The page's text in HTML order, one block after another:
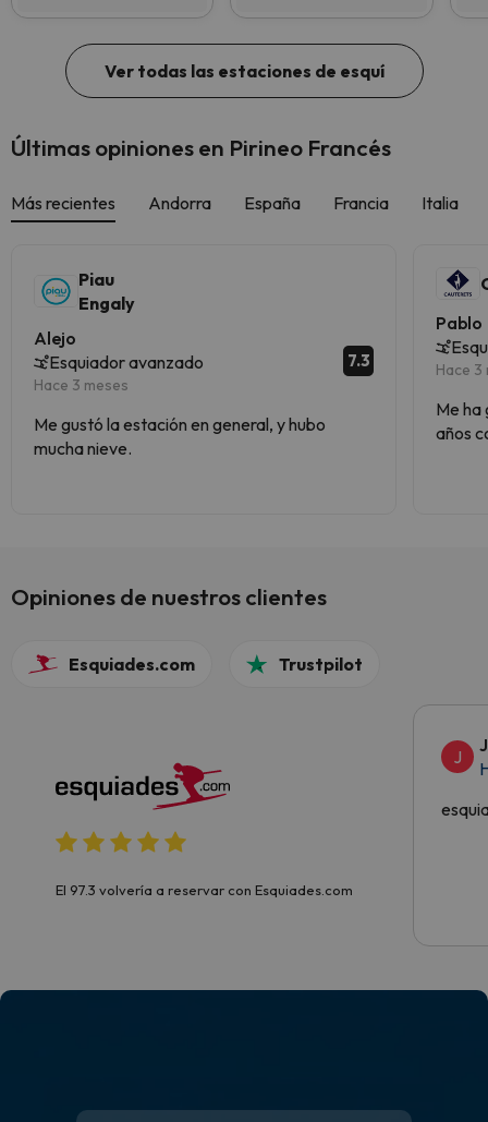
Ver todas las estaciones de esquí
Últimas opiniones en Pirineo Francés
Más recientes Andorra España Francia Italia
Piau
Engaly
Alejo
Esquiador avanzado
Hace 3 meses
7.3
Me gustó la estación en general, y hubo
mucha nieve.
Pablo
Hace 3
Me ha
años
Opiniones de nuestros clientes
Esquiades.com Trustpilot
El 97.3 volvería a reservar con Esquiades.com
J